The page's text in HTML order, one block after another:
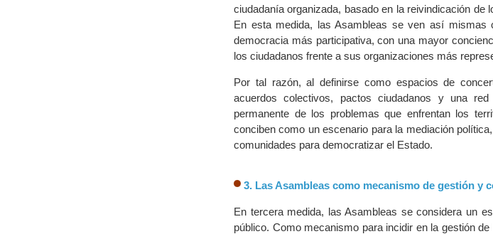
ciudadanía organizada, basado en la reivindicación
En esta medida, las Asambleas se ven así mismas
democracia más participativa, con una mayor
los ciudadanos frente a sus organizaciones más
Por tal razón, al definirse como espacios de
acuerdos colectivos, pactos ciudadanos y una
permanente de los problemas que enfrentan los
conciben como un escenario para la mediación
comunidades para democratizar el Estado.
3. Las Asambleas como mecanismo de gestión y
En tercera medida, las Asambleas se considera un
público. Como mecanismo para incidir en la gestión